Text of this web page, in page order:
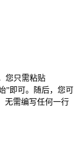
您只需粘贴
”即可。随后，您可
无需编写任何一行